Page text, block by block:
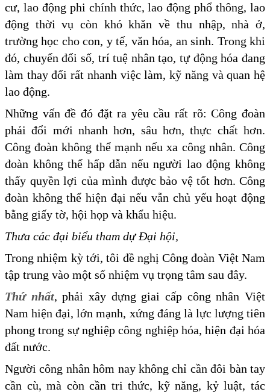
cư, lao động phi chính thức, lao động phổ thông, lao
động thời vụ còn khó khăn về thu nhập, nhà ở,
trường học cho con, y tế, văn hóa, an sinh. Trong khi
đó, chuyển đổi số, trí tuệ nhân tạo, tự động hóa đang
làm thay đổi rất nhanh việc làm, kỹ năng và quan hệ
lao động.
Những vấn đề đó đặt ra yêu cầu rất rõ: Công đoàn
phải đổi mới nhanh hơn, sâu hơn, thực chất hơn.
Công đoàn không thể mạnh nếu xa công nhân. Công
đoàn không thể hấp dẫn nếu người lao động không
thấy quyền lợi của mình được bảo vệ tốt hơn. Công
đoàn không thể hiện đại nếu vẫn chủ yếu hoạt động
bằng giấy tờ, hội họp và khẩu hiệu.
Thưa các đại biểu tham dự Đại hội,
Trong nhiệm kỳ tới, tôi đề nghị Công đoàn Việt Nam
tập trung vào một số nhiệm vụ trọng tâm sau đây.
Thứ nhất, phải xây dựng giai cấp công nhân Việt
Nam hiện đại, lớn mạnh, xứng đáng là lực lượng tiên
phong trong sự nghiệp công nghiệp hóa, hiện đại hóa
đất nước.
Người công nhân hôm nay không chỉ cần đôi bàn tay
cần cù, mà còn cần tri thức, kỹ năng, kỷ luật, tác